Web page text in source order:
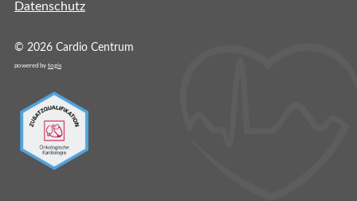
Datenschutz
© 2026 Cardio Centrum
powered by togis